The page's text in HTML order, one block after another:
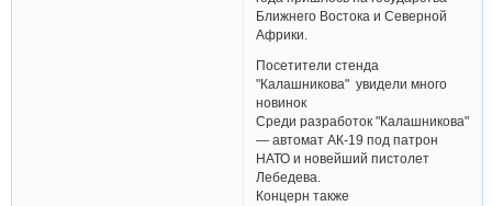
Ближнего Востока и Северной
Африки.
Посетители стенда
"Калашникова" увидели много
новинок
Среди разработок "Калашникова"
— автомат АК-19 под патрон
НАТО и новейший пистолет
Лебедева.
Концерн также